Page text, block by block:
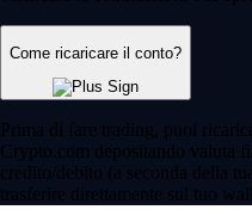
Come ricaricare il conto?
Prima di fare trading, puoi
Crypto.com depositando valuta
credito/debito (a seconda della
trasferire direttamente sul tuo